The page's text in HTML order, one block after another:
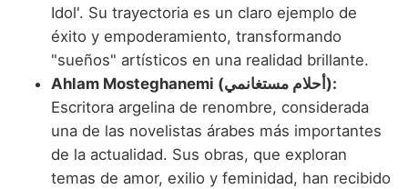
Idol'. Su trayectoria es un claro ejemplo de
éxito y empoderamiento, transformando
"sueños" artísticos en una realidad brillante.
Ahlam Mosteghanemi (أحلام مستغانمي):
Escritora argelina de renombre, considerada
una de las novelistas árabes más importantes
de la actualidad. Sus obras, que exploran
temas de amor, exilio y feminidad, han recibido